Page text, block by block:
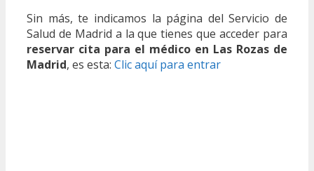
Sin más, te indicamos la página del Servicio de
Salud de Madrid a la que tienes que acceder para
reservar cita para el médico en Las Rozas de
Madrid, es esta: Clic aquí para entrar